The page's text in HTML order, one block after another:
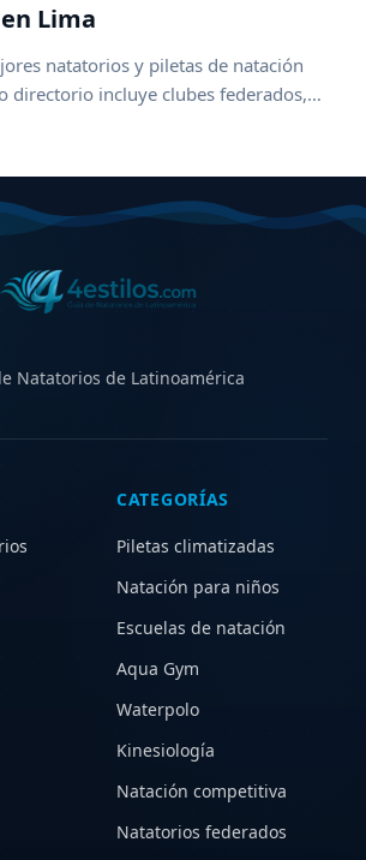
Lima
natatorios y piletas de natación
directorio incluye clubes federados,
para niños y adultos, piletas
y kinesiología acuática.
ubicaciones, instalaciones y
el natatorio ideal en
competitivo, aprendizaje,
Explorá zonas cercanas
Natatorios de Latinoamérica
CATEGORÍAS
Piletas climatizadas
Natación para niños
Escuelas de natación
Aqua Gym
Waterpolo
Kinesiología
Natación competitiva
Natatorios federados